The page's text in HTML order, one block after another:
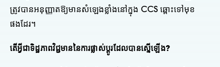
ត្រូវបានអនុញ្ញាតឱ្យមានសំឡេងខ្លាំងនៅក្នុង CCS ឆ្ពោះទៅមុខ
ផងដែរ។
តើអ្វីជាទិដ្ឋភាពវិជ្ជមាននៃការផ្លាស់ប្តូរដែលបានស្នើឡើង?